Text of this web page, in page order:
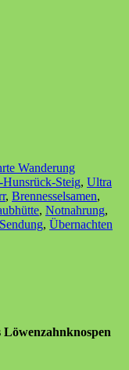
Wanderung
Hunsrück-Steig, Ultra
, Brennesselsamen,
, Notnahrung,
, Übernachten
Löwenzahnknospen